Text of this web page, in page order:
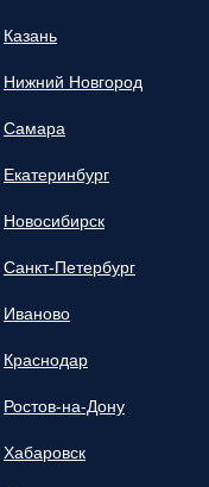
Казань
Нижний Новгород
Самара
Екатеринбург
Новосибирск
Санкт-Петербург
Иваново
Краснодар
Ростов-на-Дону
Хабаровск